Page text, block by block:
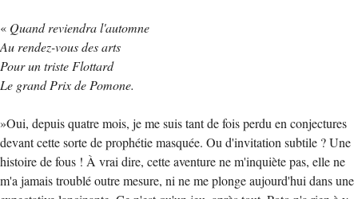
« Quand reviendra l'automne
Au rendez-vous des arts
Pour un triste Flottard
Le grand Prix de Pomone.
»Oui, depuis quatre mois, je me suis tant de fois perdu en conjectures
devant cette sorte de prophétie masquée. Ou d'invitation subtile ? Une
histoire de fous ! À vrai dire, cette aventure ne m'inquiète pas, elle ne
m'a jamais troublé outre mesure, ni ne me plonge aujourd'hui dans une